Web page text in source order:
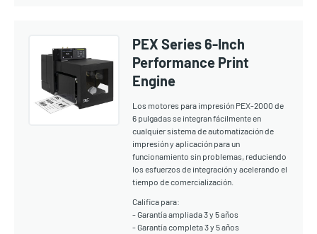
PEX Series 6-Inch
Performance Print
Engine
Los motores para impresión PEX-2000 de
6 pulgadas se integran fácilmente en
cualquier sistema de automatización de
impresión y aplicación para un
funcionamiento sin problemas, reduciendo
los esfuerzos de integración y acelerando el
tiempo de comercialización.
Califica para:
- Garantía ampliada 3 y 5 años
- Garantía completa 3 y 5 años